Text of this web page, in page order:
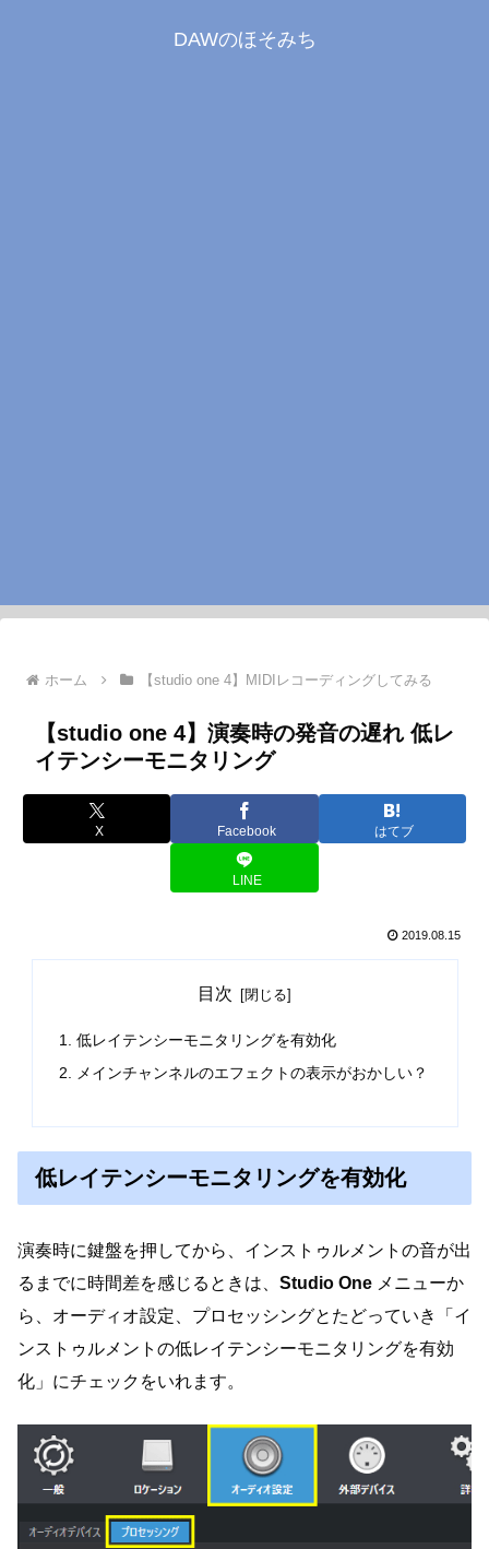
DAWのほそみち
ホーム 【studio one 4】MIDIレコーディングしてみる
【studio one 4】演奏時の発音の遅れ 低レ
イテンシーモニタリング
X Facebook はてブ
LINE
2019.08.15
目次
低レイテンシーモニタリングを有効化
メインチャンネルのエフェクトの表示がおかしい？
低レイテンシーモニタリングを有効化
演奏時に鍵盤を押してから、インストゥルメントの音が出
るまでに時間差を感じるときは、 Studio One メニューか
ら、オーディオ設定、プロセッシングとたどっていき「イ
ンストゥルメントの低レイテンシーモニタリングを有効
化」にチェックをいれます。